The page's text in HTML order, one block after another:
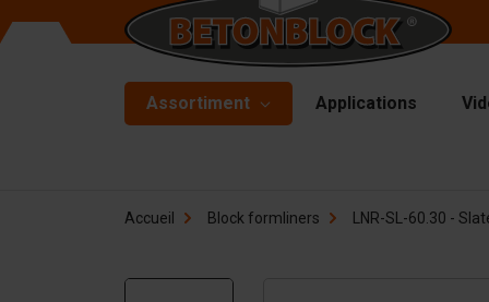
Assortiment
Block formliners
Barrières
Applications
Accueil Block formliners LNR-SL-60.30 -